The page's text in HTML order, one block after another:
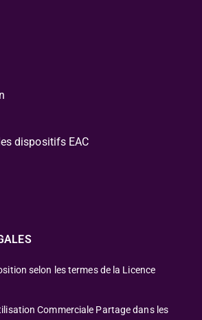
dispositifs EAC
selon les termes de la Licence
Commerciale Partage dans les